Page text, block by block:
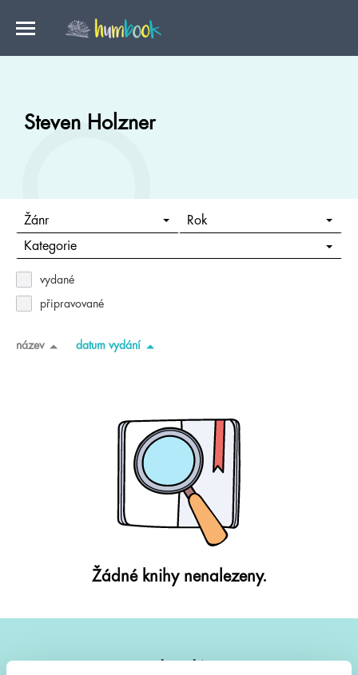
Steven Holzner
Žánr Rok
Kategorie
vydané
připravované
název datum vydání
Žádné knihy nenalezeny.